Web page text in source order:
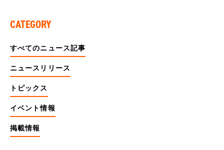
CATEGORY
すべてのニュース記事
ニュースリリース
トピックス
イベント情報
掲載情報